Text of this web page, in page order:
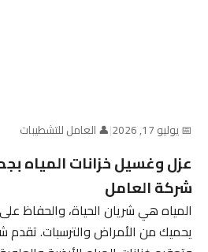
📅 يوليو 17, 2026 |👤 العامل للتشطيبات
عزل وغسيل خزانات المياه
شركة العامل
المياه هي شريان الحياة، والحفاظ على
يحميك من الأمراض والترسبات. تقدم